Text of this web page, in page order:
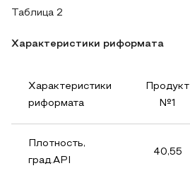
Таблица 2
Характеристики риформата
Характеристики
риформата
Продукт
№1
Плотность,
град.API
40,55